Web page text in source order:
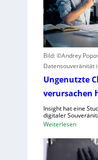
o
t
i
k
e
r
ü
d
e
r
z
e
r
B
l
i
c
k
a
u
f
R
A
Bild: ©Andrey
Datensouveränität
Ungenutzte
verursachen
Insight hat eine
digitaler
Weiterlesen: